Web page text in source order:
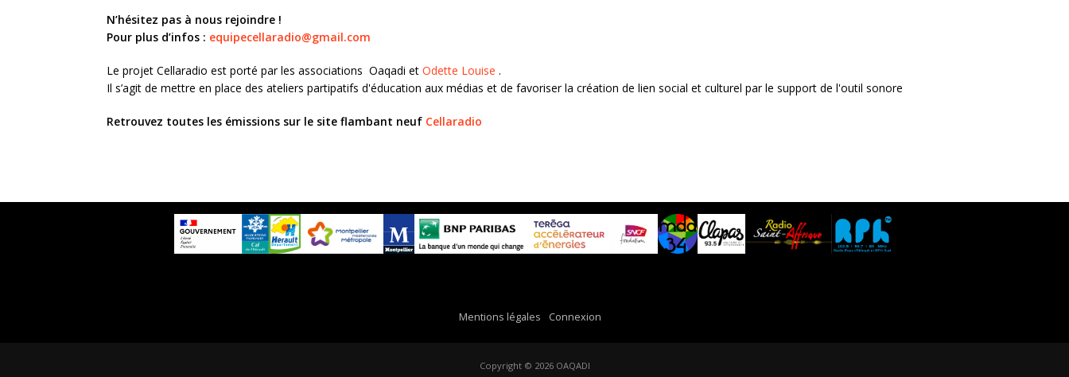
N’hésitez pas à nous rejoindre !
Pour plus d’infos : equipecellaradio@gmail.com
Le projet Cellaradio est porté par les associations Oaqadi etOdette Louise .
Il s’agit de mettre en place des ateliers partipatifs d'éducation aux médias et de favoriser la création de lien social et culturel par le support de l'outil sonore
Retrouvez toutes les émissions sur le site flambant neuf Cellaradio
Mentions légales Connexion
Copyright © 2026 OAQADI